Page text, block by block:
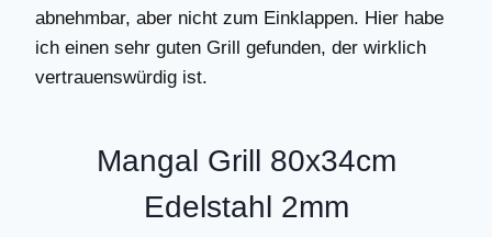
abnehmbar, aber nicht zum Einklappen. Hier habe
ich einen sehr guten Grill gefunden, der wirklich
vertrauenswürdig ist.
Mangal Grill 80x34cm
Edelstahl 2mm